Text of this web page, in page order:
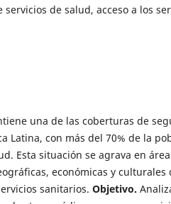
servicios de salud, acceso a los
una de las coberturas de
Latina, con más del 70% de la
Esta situación se agrava en
económicas y culturales
sanitarios. Objetivo.